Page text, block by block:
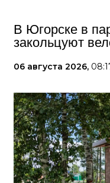
В Югорске в
закольцуют
06 августа 2026,